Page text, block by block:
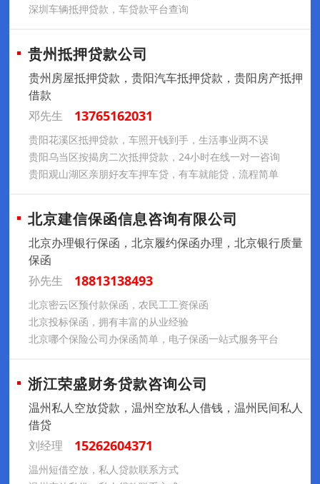
深圳车辆抵押贷款，车贷款平台查询
贵州抵押贷款公司
贵州房屋抵押贷款，贵阳汽车抵押贷款，贵阳房产抵押
借款
邓先生
13765162031
贵阳花溪区抵押贷款，车照开钱到手，生活事业两不误
贵阳乌当区按揭房二次抵押贷款，24小时在线一对一咨询
贵阳观山湖区亲朋好友车押车贷，有车就能贷，流程简单
北京建信保函信息咨询有限公司
北京办理银行保函，北京履约保函办理，北京银行质量
保函
孙先生
18813138493
‌北京密云区预付款保函，农民工工资保函
北京投标保函，拥有丰富的从业经验
北京哪个保险公司办保函简单，电子保函一站式服务平台
浙江荣盛财务贷款咨询公司
温州私人空放贷款，温州空放私人借钱，温州民间私人
借贷
刘经理
15262604371
温州短借空放，私人贷款联系方式